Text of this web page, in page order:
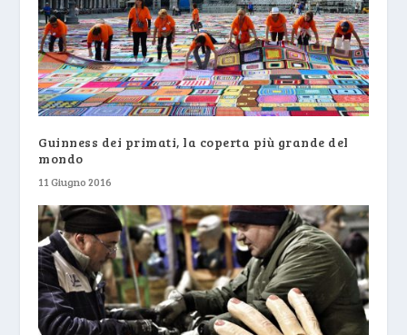
Guinness dei primati, la coperta più grande del
mondo
11 Giugno 2016